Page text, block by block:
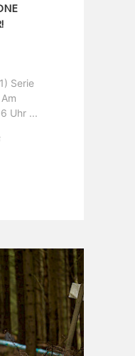
Serie
Uhr ...